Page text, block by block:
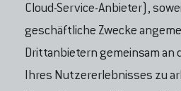
Cloud-Service-Anbieter),
geschäftliche Zwecke
Drittanbietern gemeinsam an
Ihres Nutzererlebnisses zu